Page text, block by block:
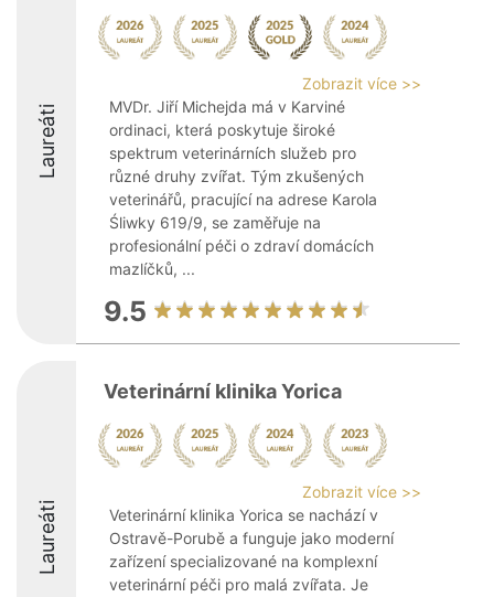
Laureáti
Zobrazit více >>
MVDr. Jiří Michejda má v Karviné
ordinaci, která poskytuje široké
spektrum veterinárních služeb pro
různé druhy zvířat. Tým zkušených
veterinářů, pracující na adrese Karola
Śliwky 619/9, se zaměřuje na
profesionální péči o zdraví domácích
mazlíčků, ...
9.5
Laureáti
Veterinární klinika Yorica
Zobrazit více >>
Veterinární klinika Yorica se nachází v
Ostravě-Porubě a funguje jako moderní
zařízení specializované na komplexní
veterinární péči pro malá zvířata. Je